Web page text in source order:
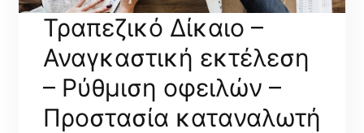
Τραπεζικό Δίκαιο –
Αναγκαστική εκτέλεση
– Ρύθμιση οφειλών –
Προστασία καταναλωτή